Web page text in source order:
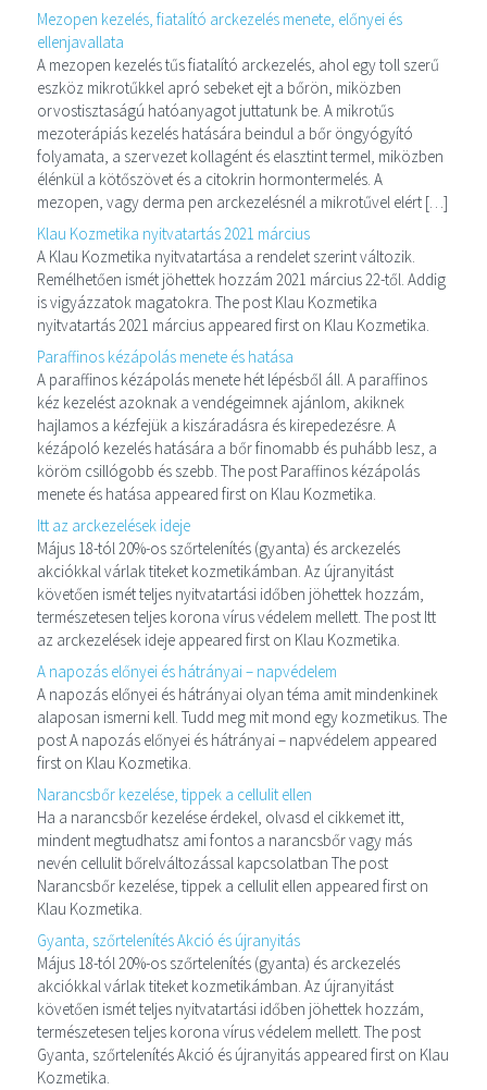
Mezopen kezelés, fiatalító arckezelés menete, előnyei és
ellenjavallata
A mezopen kezelés tűs fiatalító arckezelés, ahol egy toll szerű
eszköz mikrotűkkel apró sebeket ejt a bőrön, miközben
orvostisztaságú hatóanyagot juttatunk be. A mikrotűs
mezoterápiás kezelés hatására beindul a bőr öngyógyító
folyamata, a szervezet kollagént és elasztint termel, miközben
élénkül a kötőszövet és a citokrin hormontermelés. A
mezopen, vagy derma pen arckezelésnél a mikrotűvel elért […]
Klau Kozmetika nyitvatartás 2021 március
A Klau Kozmetika nyitvatartása a rendelet szerint változik.
Remélhetően ismét jöhettek hozzám 2021 március 22-től. Addig
is vigyázzatok magatokra. The post Klau Kozmetika
nyitvatartás 2021 március appeared first on Klau Kozmetika.
Paraffinos kézápolás menete és hatása
A paraffinos kézápolás menete hét lépésből áll. A paraffinos
kéz kezelést azoknak a vendégeimnek ajánlom, akiknek
hajlamos a kézfejük a kiszáradásra és kirepedezésre. A
kézápoló kezelés hatására a bőr finomabb és puhább lesz, a
köröm csillógobb és szebb. The post Paraffinos kézápolás
menete és hatása appeared first on Klau Kozmetika.
Itt az arckezelések ideje
Május 18-tól 20%-os szőrtelenítés (gyanta) és arckezelés
akciókkal várlak titeket kozmetikámban. Az újranyitást
követően ismét teljes nyitvatartási időben jöhettek hozzám,
természetesen teljes korona vírus védelem mellett. The post Itt
az arckezelések ideje appeared first on Klau Kozmetika.
A napozás előnyei és hátrányai – napvédelem
A napozás előnyei és hátrányai olyan téma amit mindenkinek
alaposan ismerni kell. Tudd meg mit mond egy kozmetikus. The
post A napozás előnyei és hátrányai – napvédelem appeared
first on Klau Kozmetika.
Narancsbőr kezelése, tippek a cellulit ellen
Ha a narancsbőr kezelése érdekel, olvasd el cikkemet itt,
mindent megtudhatsz ami fontos a narancsbőr vagy más
nevén cellulit bőrelváltozással kapcsolatban The post
Narancsbőr kezelése, tippek a cellulit ellen appeared first on
Klau Kozmetika.
Gyanta, szőrtelenítés Akció és újranyitás
Május 18-tól 20%-os szőrtelenítés (gyanta) és arckezelés
akciókkal várlak titeket kozmetikámban. Az újranyitást
követően ismét teljes nyitvatartási időben jöhettek hozzám,
természetesen teljes korona vírus védelem mellett. The post
Gyanta, szőrtelenítés Akció és újranyitás appeared first on Klau
Kozmetika.